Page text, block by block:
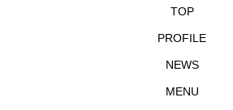
TOP
PROFILE
NEWS
MENU